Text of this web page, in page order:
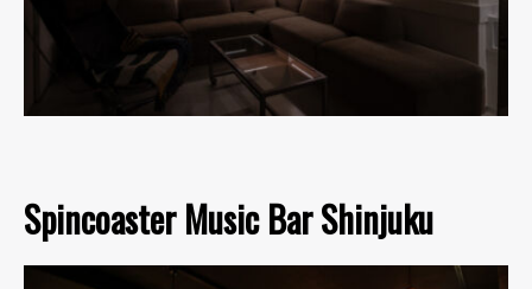
Spincoaster Music Bar Shinjuku